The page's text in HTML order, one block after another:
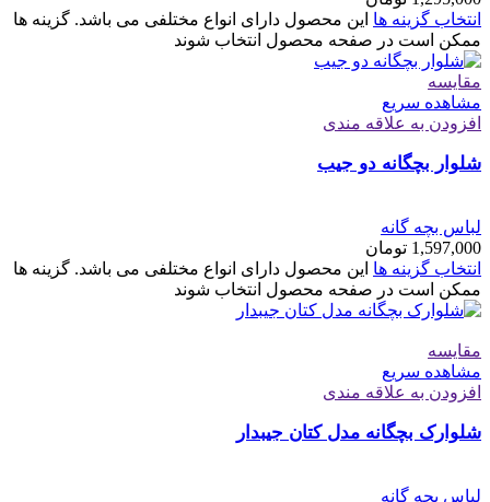
انتخاب گزینه ها این محصول دارای انواع مختلفی می باشد. گزینه ها
ممکن است در صفحه محصول انتخاب شوند
مقایسه
مشاهده سریع
افزودن به علاقه مندی
شلوار بچگانه دو جیب
لباس بچه گانه
1,597,000 تومان
انتخاب گزینه ها این محصول دارای انواع مختلفی می باشد. گزینه ها
ممکن است در صفحه محصول انتخاب شوند
مقایسه
مشاهده سریع
افزودن به علاقه مندی
شلوارک بچگانه مدل کتان جیبدار
لباس بچه گانه